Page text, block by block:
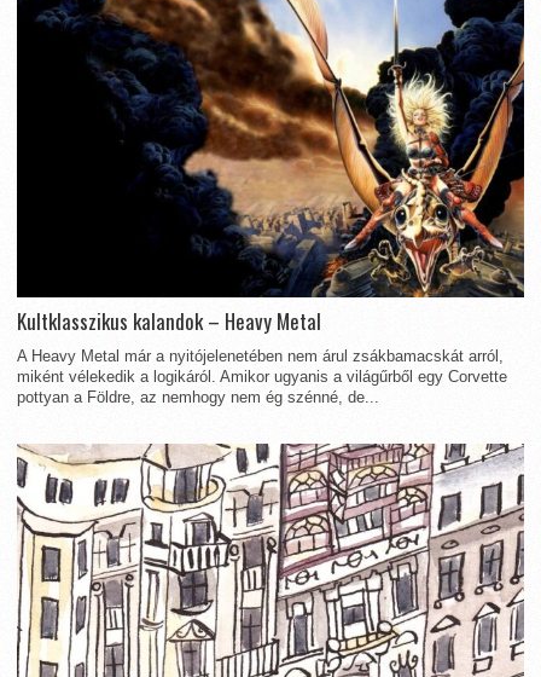
Kultklasszikus kalandok – Heavy Metal
A Heavy Metal már a nyitójelenetében nem árul zsákbamacskát arról,
miként vélekedik a logikáról. Amikor ugyanis a világűrből egy Corvette
pottyan a Földre, az nemhogy nem ég szénné, de...